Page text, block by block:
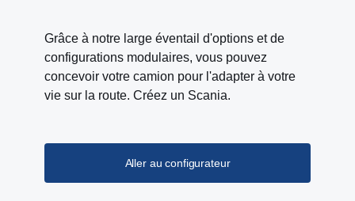
Grâce à notre large éventail d'options et de
configurations modulaires, vous pouvez
concevoir votre camion pour l'adapter à votre
vie sur la route. Créez un Scania.
Aller au configurateur